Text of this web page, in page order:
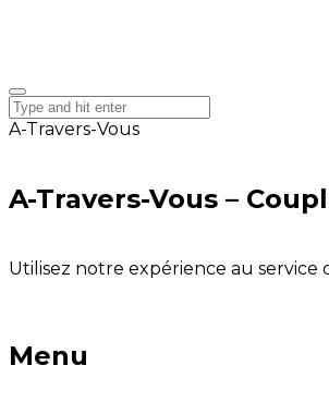
A-Travers-Vous
A-Travers-Vous –
Utilisez notre expérience au service
Menu